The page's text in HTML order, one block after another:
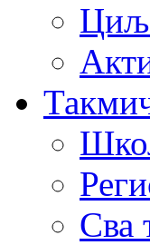
Циљ
Сва